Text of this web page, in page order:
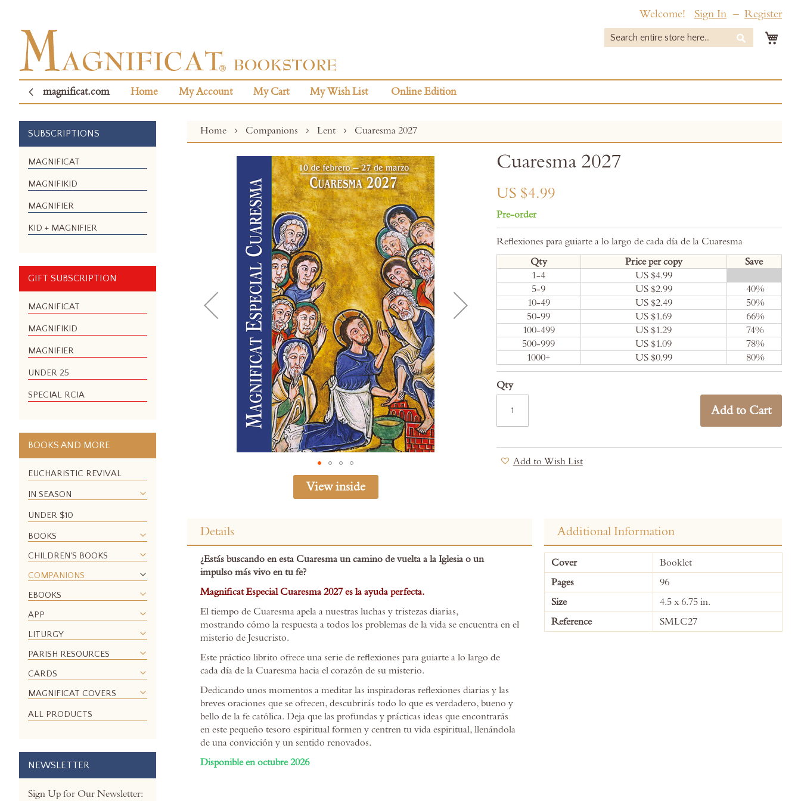
Welcome! Sign In Register
Search
magnificat.com Home My Account My Cart My Wish List Online Edition
Home Companions Lent Cuaresma 2027
View inside
beginning
images
Cuaresma 2027
US $4.99
Pre-order
Reflexiones para guiarte a lo largo de cada día de la Cuaresma
Qty
Price per copy
Save
1-4
US $4.99
5-9
US $2.99 40%
10-49
US $2.49 50%
50-99
US $1.69 66%
100-499
US $1.29 74%
500-999
US $1.09 78%
1000+
US $0.99 80%
Qty
Add to Cart
Add to Wish List
Details
¿Estás buscando en esta Cuaresma un camino de vuelta a la Iglesia o un
impulso más vivo en tu fe?
Magnificat Especial Cuaresma 2027 es la ayuda perfecta.
El tiempo de Cuaresma apela a nuestras luchas y tristezas diarias,
mostrando cómo la respuesta a todos los problemas de la vida se encuentra en el
misterio de Jesucristo.
Este práctico librito ofrece una serie de reflexiones para guiarte a lo largo de
cada día de la Cuaresma hacia el corazón de su misterio.
Dedicando unos momentos a meditar las inspiradoras reflexiones diarias y las
breves oraciones que se ofrecen, descubrirás todo lo que es verdadero, bueno y
bello de la fe católica. Deja que las profundas y prácticas ideas que encontrarás
en este pequeño tesoro espiritual formen y centren tu vida espiritual, llenándola
de una convicción y un sentido renovados.
Disponible en octubre 2026
Additional Information
More
Information
Cover
Booklet
Pages
96
Size
4.5 x 6.75 in.
Reference
SMLC27
SUBSCRIPTIONS
MAGNIFICAT
MAGNIFIKID
MAGNIFIER
KID + MAGNIFIER
GIFT SUBSCRIPTION
MAGNIFICAT
MAGNIFIKID
MAGNIFIER
UNDER 25
SPECIAL RCIA
BOOKS AND MORE
EUCHARISTIC REVIVAL
IN SEASON
UNDER $10
BOOKS
CHILDREN'S BOOKS
COMPANIONS
EBOOKS
APP
LITURGY
PARISH RESOURCES
CARDS
MAGNIFICAT COVERS
ALL PRODUCTS
NEWSLETTER
Sign Up for Our Newsletter: